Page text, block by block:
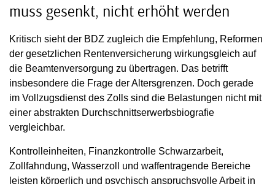
muss gesenkt, nicht erhöht werden
Kritisch sieht der BDZ zugleich die Empfehlung, Reformen
der gesetzlichen Rentenversicherung wirkungsgleich auf
die Beamtenversorgung zu übertragen. Das betrifft
insbesondere die Frage der Altersgrenzen. Doch gerade
im Vollzugsdienst des Zolls sind die Belastungen nicht mit
einer abstrakten Durchschnittserwerbsbiografie
vergleichbar.
Kontrolleinheiten, Finanzkontrolle Schwarzarbeit,
Zollfahndung, Wasserzoll und waffentragende Bereiche
leisten körperlich und psychisch anspruchsvolle Arbeit in